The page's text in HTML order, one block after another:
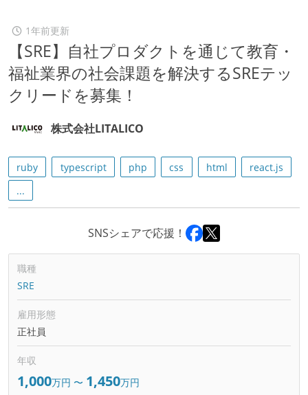
1年前更新
【SRE】自社プロダクトを通じて教育・
福祉業界の社会課題を解決するSREテッ
クリードを募集！
株式会社LITALICO
ruby typescript php css html
react.js
...
SNSシェアで応援！
職種
SRE
雇用形態
正社員
年収
1,000万円 〜 1,450万円